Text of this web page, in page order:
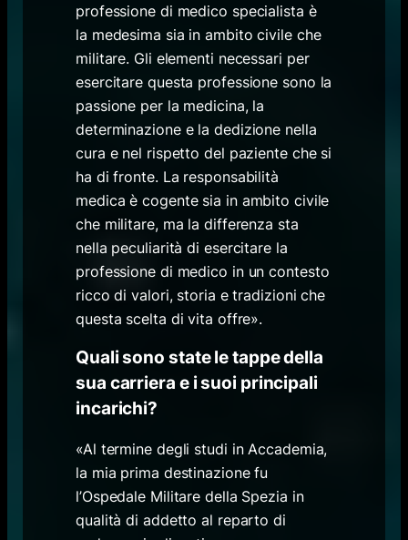
professione di medico specialista è
la medesima sia in ambito civile che
militare. Gli elementi necessari per
esercitare questa professione sono la
passione per la medicina, la
determinazione e la dedizione nella
cura e nel rispetto del paziente che si
ha di fronte. La responsabilità
medica è cogente sia in ambito civile
che militare, ma la differenza sta
nella peculiarità di esercitare la
professione di medico in un contesto
ricco di valori, storia e tradizioni che
questa scelta di vita offre».
Quali sono state le tappe della
sua carriera e i suoi principali
incarichi?
«Al termine degli studi in Accademia,
la mia prima destinazione fu
l’Ospedale Militare della Spezia in
qualità di addetto al reparto di